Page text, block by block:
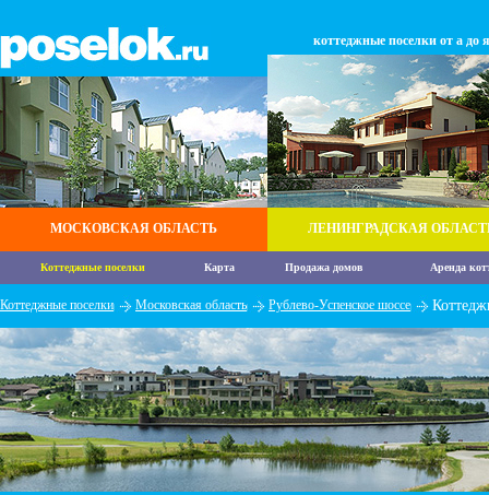
МОСКОВСКАЯ ОБЛАСТЬ
коттеджные поселки от а до я
ЛЕНИНГРАДСКАЯ
Коттеджные поселки Карта Продажа домов Аренда
Коттеджные поселки Московская область Рублево-Успенское шоссе